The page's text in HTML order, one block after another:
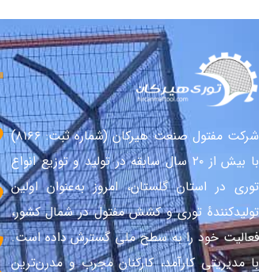
شرکت مفتول صنعت هیرکان (شماره ثبت: ۸۱۶۶)
با بیش از ۲۰ سال سابقه در تولید و توزیع انواع
توری در استان گلستان، امروز به‌عنوان اولین
تولیدکنندهٔ توری و کشش مفتول در شمال کشور،
فعالیت خود را به سطح ملی گسترش داده است.
با مدیریتی کارآمد، کارکنان مجرب و مدرن‌ترین